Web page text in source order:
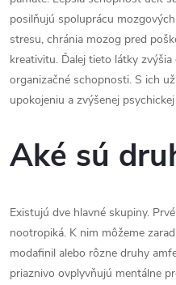
posilňujú spoluprácu
stresu, chránia mozog pred
kreativitu. Ďalej tieto látky
organizačné schopnosti. S ich
upokojeniu a zvýšenej
Aké sú
Existujú dve hlavné skupiny.
nootropiká. K nim môžeme
modafinil alebo rôzne druhy
priaznivo ovplyvňujú mentálne